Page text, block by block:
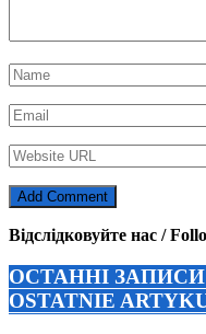
Відслідковуйте нас /
ОСТАННІ ЗАПИСИ /
OSTATNIE